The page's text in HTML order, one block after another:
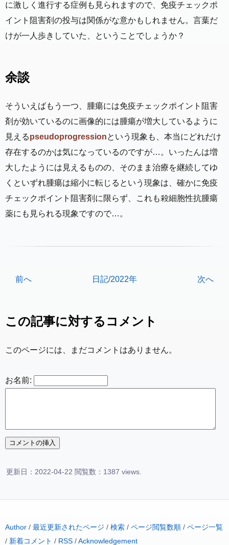
に激しく進行する症例も見られますので、免疫チェックポ
イント阻害剤の投与は関係がな意かもしれません。言葉だ
けが一人歩きしていた、ということでしょうか？
余談
そういえばもう一つ、腫瘍には免疫チェックポイント阻害
剤が効いているのに画像的には腫瘍が増大しているように
見えるpseudoprogressionという現象も、本当にどれだけ
存在するのかは気になっているのですが…。いったんは増
大したようには見えるものの、そのまま治療を継続してゆ
くといずれ腫瘍は縮小に転じるという現象は、確かに免疫
チェックポイント阻害剤に限らず、これも殺細胞性抗腫瘍
薬にも見られる現象ですので…。
前へ 次へ
日記/2022年
この記事に対するコメント
このページには、まだコメントはありません。
お名前:
更新日：2022-04-22 閲覧数：1387 views.
Author / 最近更新されたページ / 検索 / ページ閲覧数順 / ページ一覧
/ 新着コメント / RSS / Acknowledgement